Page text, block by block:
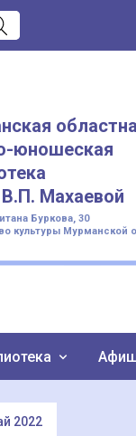
юношеская
В.П. Махаевой
Буркова, 30
культуры Мурманской
2022